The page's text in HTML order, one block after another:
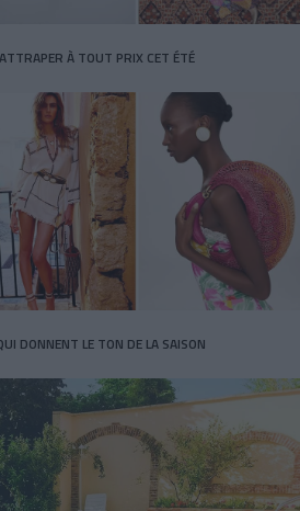
À TOUT PRIX CET ÉTÉ
DONNENT LE TON DE LA SAISON